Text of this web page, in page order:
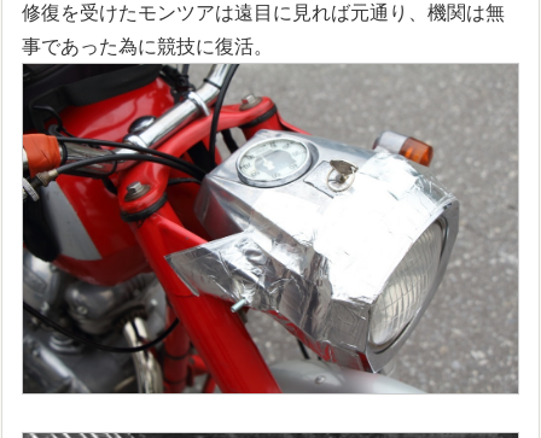
修復を受けたモンツアは遠目に見れば元通り、機関は無
事であった為に競技に復活。